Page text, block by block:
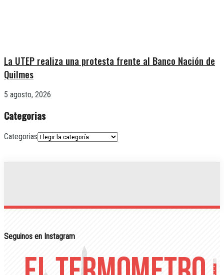
La UTEP realiza una protesta frente al Banco Nación de
Quilmes
5 agosto, 2026
Categorias
Categorias
Seguinos en Instagram